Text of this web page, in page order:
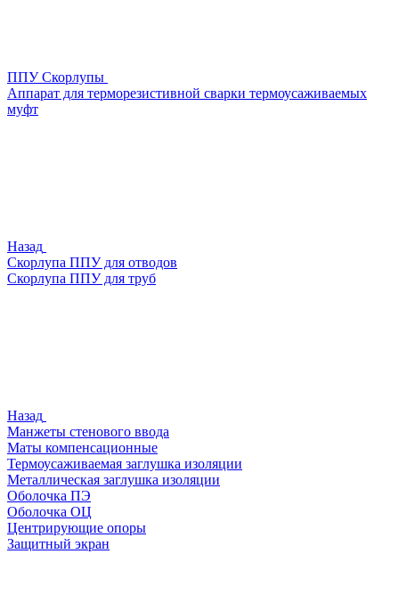
ППУ Скорлупы
Аппарат для терморезистивной сварки термоусаживаемых
муфт
Назад
Скорлупа ППУ для отводов
Скорлупа ППУ для труб
Назад
Манжеты стенового ввода
Маты компенсационные
Термоусаживаемая заглушка изоляции
Металлическая заглушка изоляции
Оболочка ПЭ
Оболочка ОЦ
Центрирующие опоры
Защитный экран